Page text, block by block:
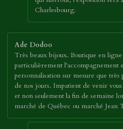
Charlesbourg.
Ade Dodoo
Très beaux bijoux. Boutique en
particulièrement l'accompagnement
personnalisation sur mesure que
de nos jours. Impatient de venir
et non seulement la fin de semaine
marché de Québec ou marché Jean